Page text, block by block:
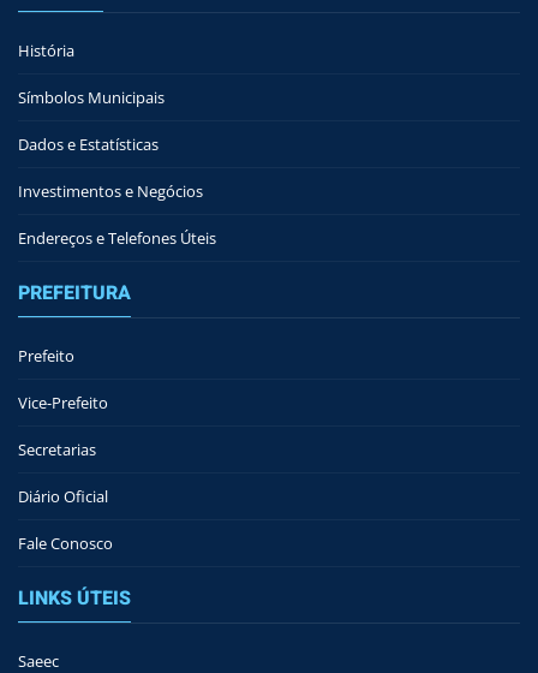
História
Símbolos Municipais
Dados e Estatísticas
Investimentos e Negócios
Endereços e Telefones Úteis
PREFEITURA
Prefeito
Vice-Prefeito
Secretarias
Diário Oficial
Fale Conosco
LINKS ÚTEIS
Saeec